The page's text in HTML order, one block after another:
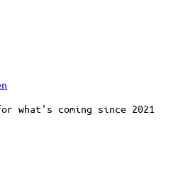
what's coming since 2021